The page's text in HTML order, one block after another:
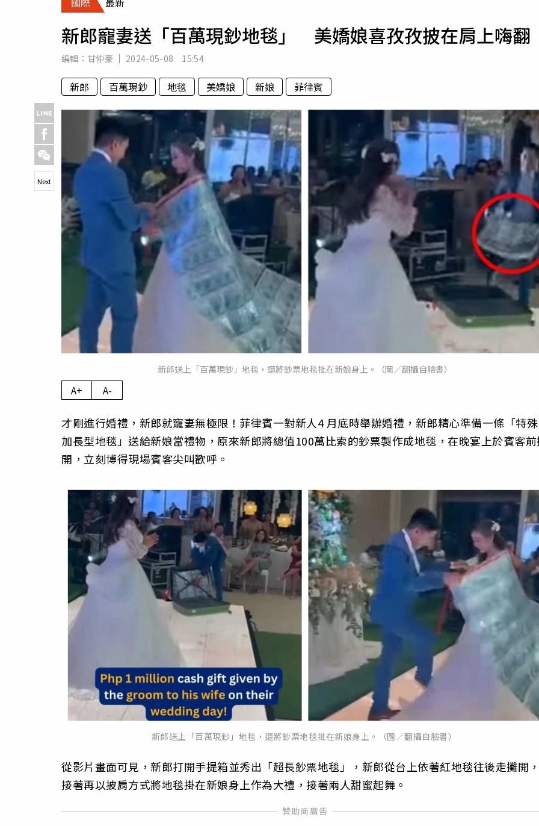
專欄
房產新勢力
運勢
新郎寵妻送「百萬現鈔地毯」 美嬌娘喜孜孜披在肩上嗨翻
編輯： 甘仲豪 2024-05-08 15:54
新郎 百萬現鈔 地毯 美嬌娘 新娘 菲律賓
新郎送上「百萬現鈔」地毯，還將鈔票地毯批在新娘身上。（圖／翻攝自臉書）
Next
A+ A-
才剛進行婚禮，新郎就寵妻無極限！菲律賓一對新人4 月底時舉辦婚禮，新郎精心準備一條「特殊
加長型地毯」送給新娘當禮物，原來新郎將總值100萬比索的鈔票製作成地毯，在晚宴上於賓客
開，立刻博得現場賓客尖叫歡呼。
新郎送上「百萬現鈔」地毯，還將鈔票地毯批在新娘身上。（圖／翻攝自臉書）
從影片畫面可見，新郎打開手提箱並秀出「超長鈔票地毯」，新郎從台上依著紅地毯往後走攤開
接著再以披肩方式將地毯掛在新娘身上作為大禮，接著兩人甜蜜起舞。